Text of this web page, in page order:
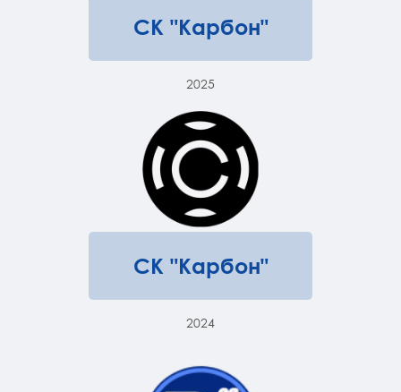
СК "Карбон"
2025
СК "Карбон"
2024